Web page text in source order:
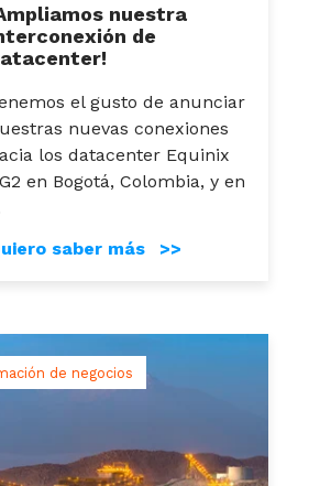
nuestra
de
el gusto de anunciar
nuevas conexiones
los datacenter Equinix
en Bogotá, Colombia, y en
saber más >>
de negocios